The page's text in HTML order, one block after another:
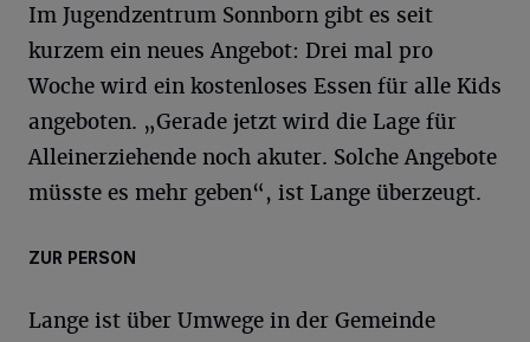
Im Jugendzentrum Sonnborn gibt es seit
kurzem ein neues Angebot: Drei mal pro
Woche wird ein kostenloses Essen für alle Kids
angeboten. „Gerade jetzt wird die Lage für
Alleinerziehende noch akuter. Solche Angebote
müsste es mehr geben“, ist Lange überzeugt.
ZUR PERSON
Lange ist über Umwege in der Gemeinde